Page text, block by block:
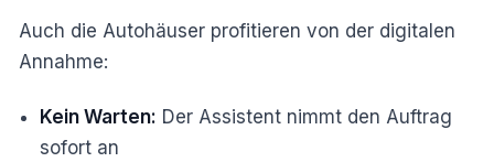
Auch die Autohäuser profitieren von der digitalen
Annahme:
Kein Warten: Der Assistent nimmt den Auftrag
sofort an